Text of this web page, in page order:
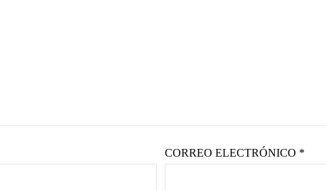
CORREO ELECTRÓNICO *